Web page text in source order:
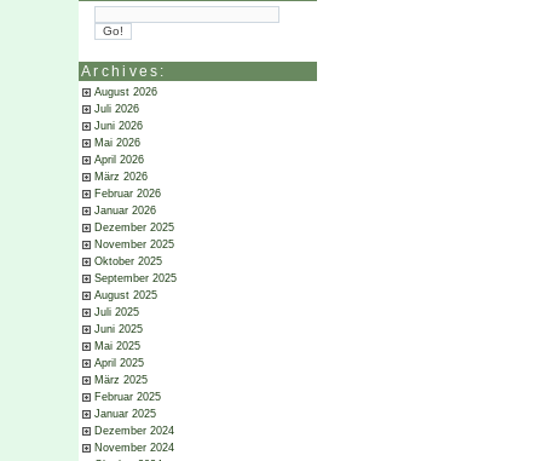
Archives:
August 2026
Juli 2026
Juni 2026
Mai 2026
April 2026
März 2026
Februar 2026
Januar 2026
Dezember 2025
November 2025
Oktober 2025
September 2025
August 2025
Juli 2025
Juni 2025
Mai 2025
April 2025
März 2025
Februar 2025
Januar 2025
Dezember 2024
November 2024